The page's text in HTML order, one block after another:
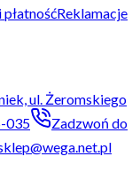
Reklamacje
ul. Żeromskiego
035
Zadzwoń do